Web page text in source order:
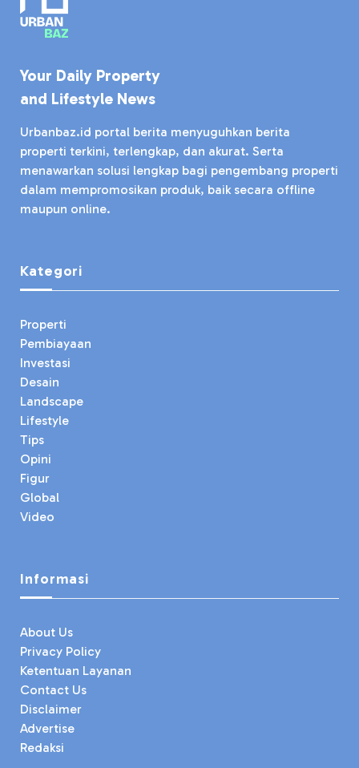
Your Daily Property
and Lifestyle News
Urbanbaz.id portal berita menyuguhkan berita
properti terkini, terlengkap, dan akurat. Serta
menawarkan solusi lengkap bagi pengembang properti
dalam mempromosikan produk, baik secara offline
maupun online.
Kategori
Properti
Pembiayaan
Investasi
Desain
Landscape
Lifestyle
Tips
Opini
Figur
Global
Video
Informasi
About Us
Privacy Policy
Ketentuan Layanan
Contact Us
Disclaimer
Advertise
Redaksi